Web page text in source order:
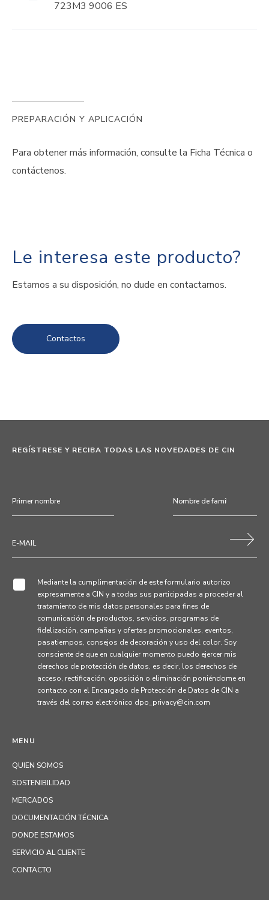
723M3 9006 ES
PREPARACIÓN Y APLICACIÓN
Para obtener más información, consulte la Ficha Técnica o
contáctenos.
Le interesa este producto?
Estamos a su disposición, no dude en contactarnos.
Contactos
MENU
QUIEN SOMOS
SOSTENIBILIDAD
MERCADOS
DOCUMENTACIÓN TÉCNICA
DONDE ESTAMOS
SERVICIO AL CLIENTE
CONTACTO
REGÍSTRESE Y RECIBA TODAS LAS NOVEDADES DE CIN
Mediante la cumplimentación de este formulario autorizo
expresamente a CIN y a todas sus participadas a proceder al
tratamiento de mis datos personales para fines de
comunicación de productos, servicios, programas de
fidelización, campañas y ofertas promocionales, eventos,
pasatiempos, consejos de decoración y uso del color. Soy
consciente de que en cualquier momento puedo ejercer mis
derechos de protección de datos, es decir, los derechos de
acceso, rectificación, oposición o eliminación poniéndome en
contacto con el Encargado de Protección de Datos de CIN a
través del correo electrónico dpo_privacy@cin.com